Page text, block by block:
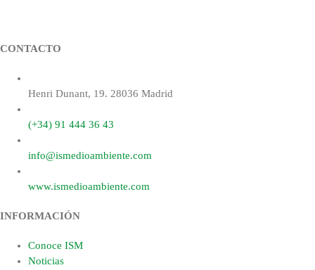
CONTACTO
Henri Dunant, 19. 28036 Madrid
(+34) 91 444 36 43
info@ismedioambiente.com
www.ismedioambiente.com
INFORMACIÓN
Conoce ISM
Noticias